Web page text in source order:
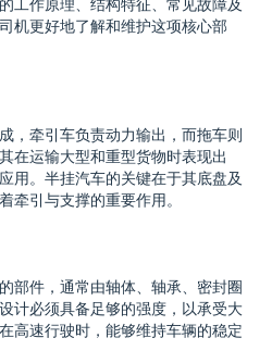
机更好地了解和维护这项核心部
，牵引车负责动力输出，而拖车则
在运输大型和重型货物时表现出
用。半挂汽车的关键在于其底盘及
牵引与支撑的重要作用。
部件，通常由轴体、轴承、密封圈
计必须具备足够的强度，以承受大
高速行驶时，能够维持车辆的稳定